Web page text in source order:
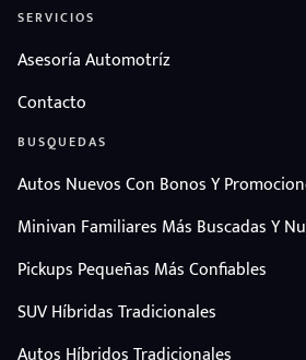
SERVICIOS
Asesoría Automotríz
Contacto
BUSQUEDAS
Autos Nuevos Con Bonos Y
Minivan Familiares Más Buscadas Y
Pickups Pequeñas Más Confiables
SUV Híbridas Tradicionales